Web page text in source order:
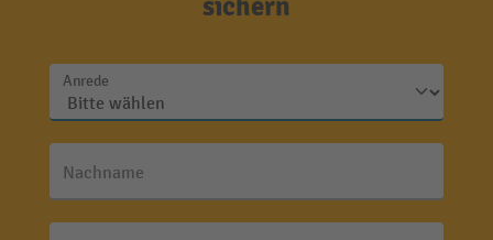
Anrede
Nachname